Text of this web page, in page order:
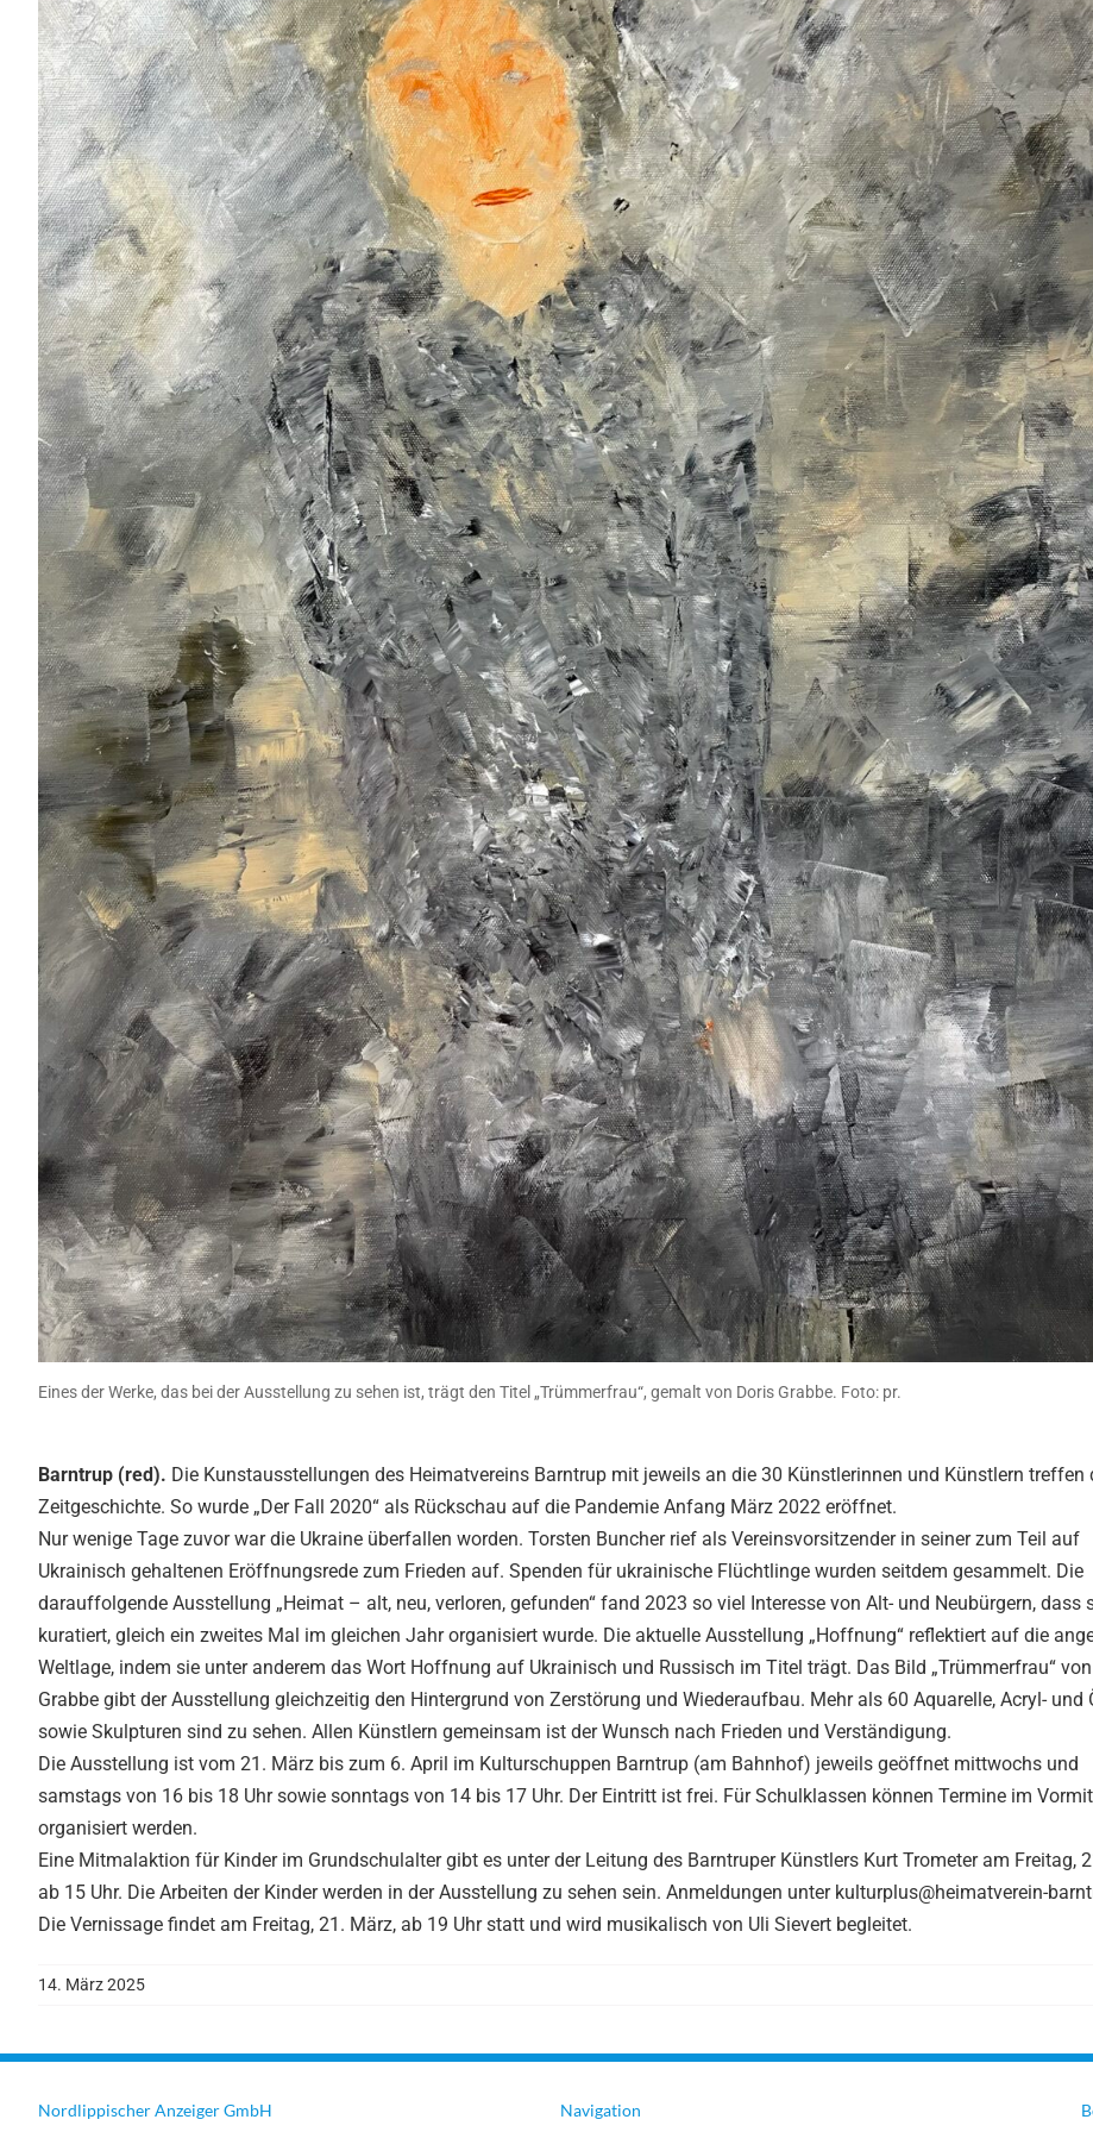
Eines der Werke, das bei der Ausstellung zu sehen ist, trägt den Titel „Trümmerfrau“, gemalt von Doris Grabbe. Foto: pr.
Barntrup (red). Die Kunstausstellungen des Heimatvereins Barntrup mit jeweils an die 30 Künstlerinnen und Künstlern treffen
Zeitgeschichte. So wurde „Der Fall 2020“ als Rückschau auf die Pandemie Anfang März 2022 eröffnet.
Nur wenige Tage zuvor war die Ukraine überfallen worden. Torsten Buncher rief als Vereinsvorsitzender in seiner zum Teil auf
Ukrainisch gehaltenen Eröffnungsrede zum Frieden auf. Spenden für ukrainische Flüchtlinge wurden seitdem gesammelt. Die
darauffolgende Ausstellung „Heimat – alt, neu, verloren, gefunden“ fand 2023 so viel Interesse von Alt- und Neubürgern, dass
kuratiert, gleich ein zweites Mal im gleichen Jahr organisiert wurde. Die aktuelle Ausstellung „Hoffnung“ reflektiert auf die
Weltlage, indem sie unter anderem das Wort Hoffnung auf Ukrainisch und Russisch im Titel trägt. Das Bild „Trümmerfrau“
Grabbe gibt der Ausstellung gleichzeitig den Hintergrund von Zerstörung und Wiederaufbau. Mehr als 60 Aquarelle, Acryl- und
sowie Skulpturen sind zu sehen. Allen Künstlern gemeinsam ist der Wunsch nach Frieden und Verständigung.
Die Ausstellung ist vom 21. März bis zum 6. April im Kulturschuppen Barntrup (am Bahnhof) jeweils geöffnet mittwochs und
samstags von 16 bis 18 Uhr sowie sonntags von 14 bis 17 Uhr. Der Eintritt ist frei. Für Schulklassen können Termine im
organisiert werden.
Eine Mitmalaktion für Kinder im Grundschulalter gibt es unter der Leitung des Barntruper Künstlers Kurt Trometer am Freitag,
ab 15 Uhr. Die Arbeiten der Kinder werden in der Ausstellung zu sehen sein. Anmeldungen unter kulturplus@heimatverein-
Die Vernissage findet am Freitag, 21. März, ab 19 Uhr statt und wird musikalisch von Uli Sievert begleitet.
14. März 2025
Nordlippischer Anzeiger GmbH Navigation